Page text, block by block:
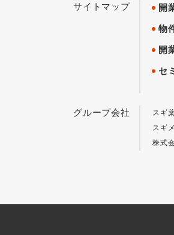
サイトマップ 開
物
開
セ
グループ会社 スギ
スギ
株式